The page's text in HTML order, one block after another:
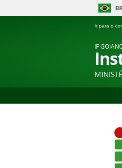
Ir para o
IF